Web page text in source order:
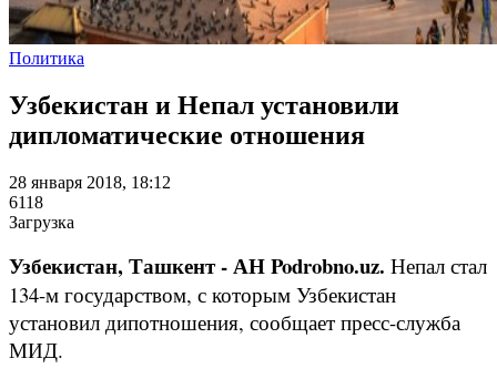
Политика
Узбекистан и Непал установили
дипломатические отношения
28 января 2018, 18:12
6118
Загрузка
Узбекистан, Ташкент - АН Podrobno.uz. Непал стал
134-м государством, с которым Узбекистан
установил дипотношения, сообщает пресс-служба
МИД.